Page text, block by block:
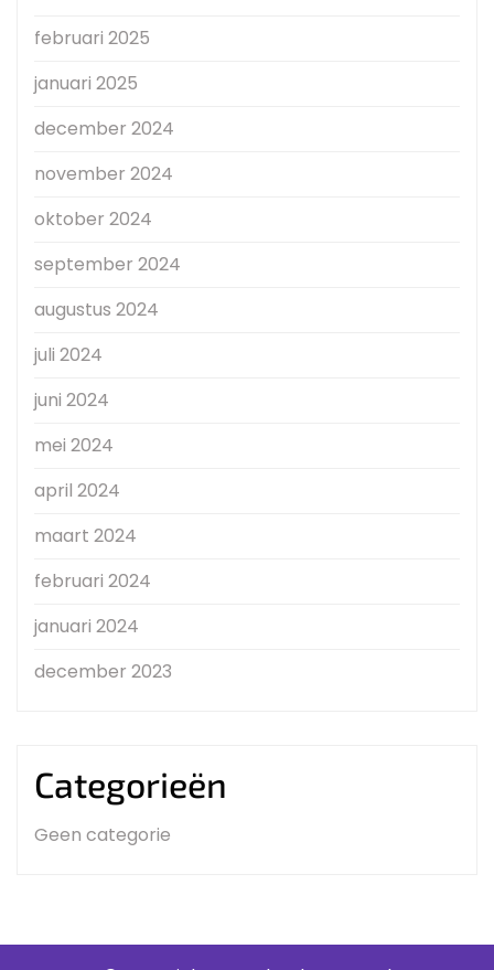
februari 2025
januari 2025
december 2024
november 2024
oktober 2024
september 2024
augustus 2024
juli 2024
juni 2024
mei 2024
april 2024
maart 2024
februari 2024
januari 2024
december 2023
Categorieën
Geen categorie